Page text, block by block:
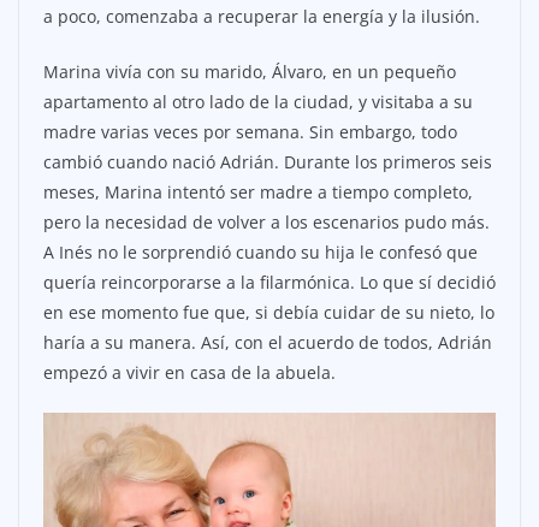
a poco, comenzaba a recuperar la energía y la ilusión.
Marina vivía con su marido, Álvaro, en un pequeño
apartamento al otro lado de la ciudad, y visitaba a su
madre varias veces por semana. Sin embargo, todo
cambió cuando nació Adrián. Durante los primeros seis
meses, Marina intentó ser madre a tiempo completo,
pero la necesidad de volver a los escenarios pudo más.
A Inés no le sorprendió cuando su hija le confesó que
quería reincorporarse a la filarmónica. Lo que sí decidió
en ese momento fue que, si debía cuidar de su nieto, lo
haría a su manera. Así, con el acuerdo de todos, Adrián
empezó a vivir en casa de la abuela.